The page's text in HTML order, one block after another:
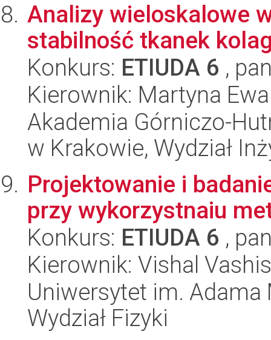
Analizy wieloskalowe
stabilność tkanek
Konkurs: ETIUDA 6 ,
Kierownik: Martyna
Akademia Górniczo-
w Krakowie, Wydział
Projektowanie i
przy wykorzystnaiu
Konkurs: ETIUDA 6 ,
Kierownik: Vishal
Uniwersytet im.
Wydział Fizyki